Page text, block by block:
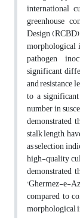
international
greenhouse
Design
morphological
pathogen
significant
and resistance
to a
number in
demonstrated
stalk length,
as selection
high-quality
demonstrated
'Ghermez-e-
compared to
morphological